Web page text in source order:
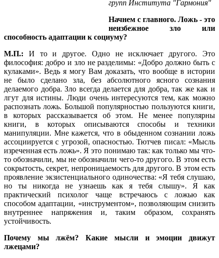
групп Института "Гармония"
Начнем с главного. Ложь - это
неизбежное зло или
способность адаптации к социуму?
М.П.: И то и другое. Одно не исключает другого. Это
философия: добро и зло не разделимы: «Добро должно быть с
кулаками». Ведь я могу Вам доказать, что вообще в истории
не было сделано зла, без абсолютного ясного сознания
делаемого добра. Зло всегда делается для добра, так же как и
лгут для истины. Люди очень интересуются тем, как можно
распознать ложь. Большой популярностью пользуются книги,
в которых рассказывается об этом. Не менее популярны
книги, в которых описываются способы и техники
манипуляции. Мне кажется, что в обыденном сознании ложь
ассоциируется с угрозой, опасностью. Тютчев писал: «Мысль
изреченная есть ложь». Я это понимаю так: как только мы что-
то обозначили, мы не обозначили чего-то другого. В этом есть
сокрытость, секрет, непроницаемость для другого. В этом есть
проявление экзистенциального одиночества: «Я тебя слушаю,
но ты никогда не узнаешь как я тебя слышу». Я как
практический психолог чаще встречаюсь с ложью как
способом адаптации, «инструментом», позволяющим снизить
внутреннее напряжения и, таким образом, сохранять
устойчивость.
Почему мы лжём? Какие мысли и эмоции движут
лжецами?